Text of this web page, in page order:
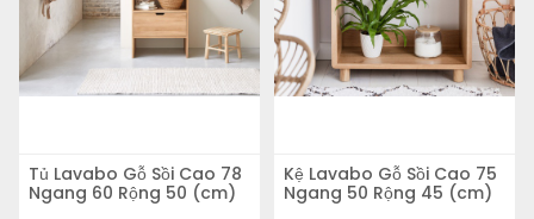
Tủ Lavabo Gỗ Sồi Cao 78
Ngang 60 Rộng 50 (cm)
Kệ Lavabo Gỗ Sồi Cao 75
Ngang 50 Rộng 45 (cm)